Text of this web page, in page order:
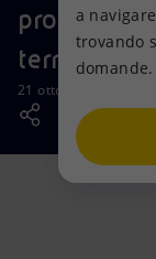
Mission e valori
Persone e
Net Zero
Modello
Tecnologie per
Collaborazioni
Attività nel
Casa
Imprese
Mobilità
territorio
21 ottobre 2025 -
a
trovando
domande.